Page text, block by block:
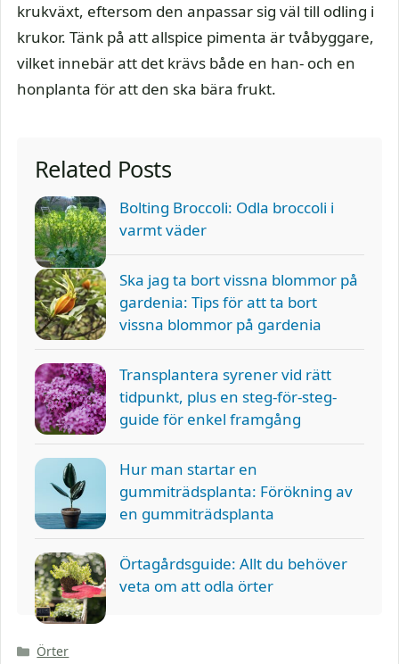
krukväxt, eftersom den anpassar sig väl till odling i
krukor. Tänk på att allspice pimenta är tvåbyggare,
vilket innebär att det krävs både en han- och en
honplanta för att den ska bära frukt.
Related Posts
Bolting Broccoli: Odla broccoli i
varmt väder
Ska jag ta bort vissna blommor på
gardenia: Tips för att ta bort
vissna blommor på gardenia
Transplantera syrener vid rätt
tidpunkt, plus en steg-för-steg-
guide för enkel framgång
Hur man startar en
gummiträdsplanta: Förökning av
en gummiträdsplanta
Örtagårdsguide: Allt du behöver
veta om att odla örter
Kategorier
Örter